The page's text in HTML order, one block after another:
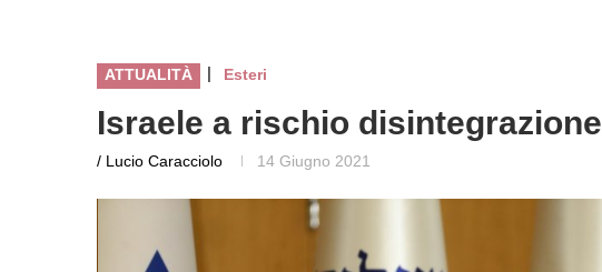
ATTUALITÀ | Esteri
Israele a rischio disintegrazione
/ Lucio Caracciolo 14 Giugno 2021